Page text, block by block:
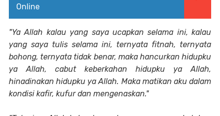
Online
"Ya Allah kalau yang saya ucapkan selama ini, kalau
yang saya tulis selama ini, ternyata fitnah, ternyata
bohong, ternyata tidak benar, maka hancurkan hidupku
ya Allah, cabut keberkahan hidupku ya Allah,
hinadinakan hidupku ya Allah. Maka matikan aku dalam
kondisi kafir, kufur dan mengenaskan."